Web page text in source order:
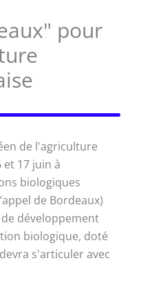
pour
de l'agriculture
et 17 juin à
biologiques
de Bordeaux)
développement
biologique, doté
s'articuler avec